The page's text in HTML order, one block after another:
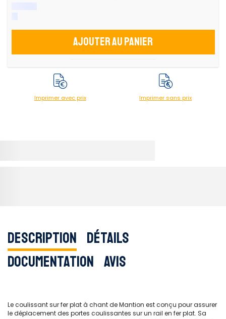
Ajouter au panier
Imprimer avec prix Imprimer sans prix
Description Détails
Documentation Avis
Le coulissant sur fer plat à chant de Mantion est conçu pour assurer
le déplacement des portes coulissantes sur un rail en fer plat. Sa